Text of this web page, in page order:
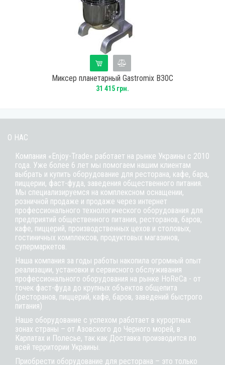
Миксер планетарный Gastromix B30C
31 415 грн.
О НАС
Компания «Enjoy-Trade» работает на рынке Украины с 2010
года. Уже более 6 лет мы помогаем нашим клиентам
выбрать и купить оборудование для ресторана, кафе, бара,
пиццерии, фаст-фуда, заведения общественного питания.
Мы специализируемся на комплексном оснащении,
розничной продаже и продаже через интернет
профессионального технологического оборудования для
предприятий общественного питания, ресторанов, баров,
кафе, пиццерий, производственных цехов и столовых,
гостиничных комплексов, продуктовых магазинов,
супермаркетов.
Наша компания за годы работы накопила огромный опыт
реализации, установки и сервисного обслуживания
профессионального оборудования на рынке HoReCa - от
точек фаст-фуда до крупных объектов общепита
(ресторанов, пиццерий, кафе, баров, заведений быстрого
питания)
Наше оборудование с успехом работает в курортных
зонах страны – от Азовского до Черного морей, в
Карпатах и Полесье, так как Доставка производится по
всей территории Украины.
Приобрести оборудование для ресторана – это только